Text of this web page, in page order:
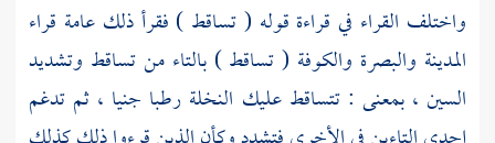
واختلف القراء في قراءة قوله ( تساقط ) فقرأ ذلك عامة قراء
المدينة والبصرة والكوفة ( تساقط ) بالتاء من تساقط وتشديد
السين ، بمعنى : تتساقط عليك النخلة رطبا جنيا ، ثم تدغم